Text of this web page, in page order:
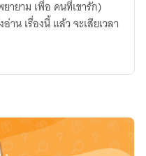
าน เรื่องนี้ แล้ว จะเสียเวลา